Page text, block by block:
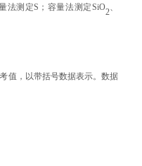
法测定S；容量法测定SiO
2
、
值，以带括号数据表示。数据